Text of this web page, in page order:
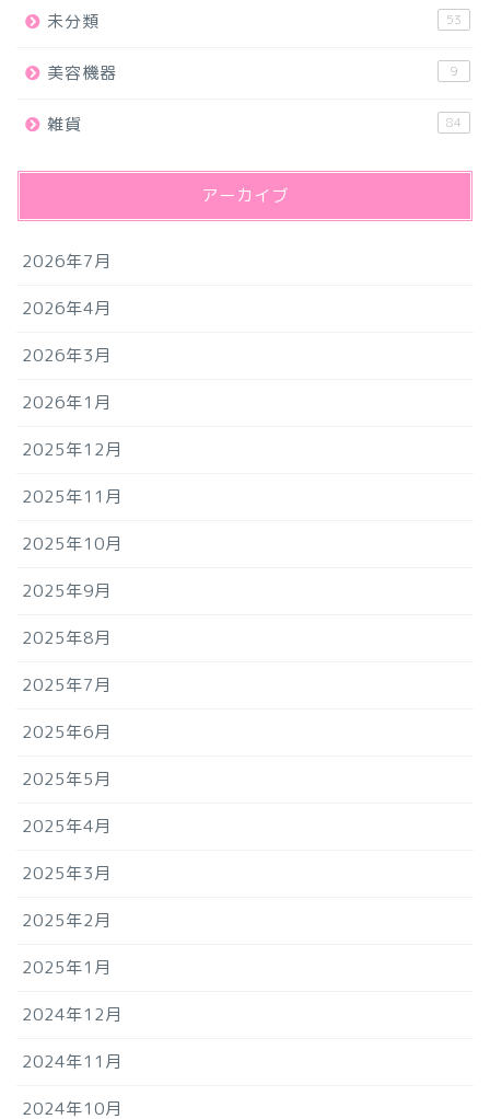
未分類 53
美容機器 9
雑貨 84
アーカイブ
2026年7月
2026年4月
2026年3月
2026年1月
2025年12月
2025年11月
2025年10月
2025年9月
2025年8月
2025年7月
2025年6月
2025年5月
2025年4月
2025年3月
2025年2月
2025年1月
2024年12月
2024年11月
2024年10月